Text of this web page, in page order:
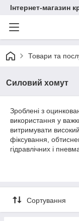
Інтернет-магазин
Товари та
Силовий хомут
Зроблені з
використання у
витримувати
фіксування,
гідравлічних і
Застосовуються в
запобіжний місток.
ключ з спеціальної
Сортування